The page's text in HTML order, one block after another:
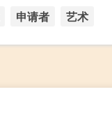
申请者 艺术